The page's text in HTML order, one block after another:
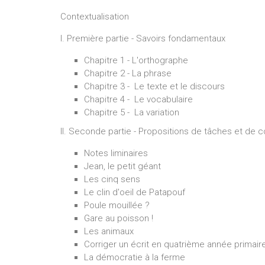
Contextualisation
I. Première partie - Savoirs fondamentaux
Chapitre 1 - L'orthographe
Chapitre 2 - La phrase
Chapitre 3 - Le texte et le discours
Chapitre 4 - Le vocabulaire
Chapitre 5 - La variation
II. Seconde partie - Propositions de tâches et de
Notes liminaires
Jean, le petit géant
Les cinq sens
Le clin d'oeil de Patapouf
Poule mouillée ?
Gare au poisson !
Les animaux
Corriger un écrit en quatrième année
La démocratie à la ferme